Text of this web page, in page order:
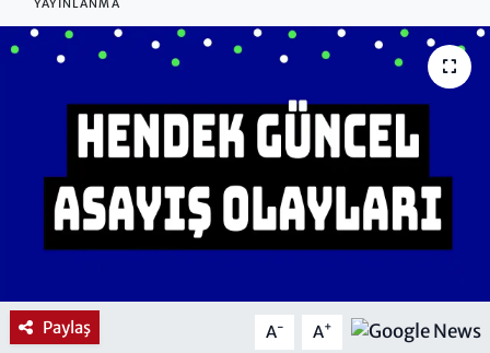
YAYINLANMA
Paylaş A- A+